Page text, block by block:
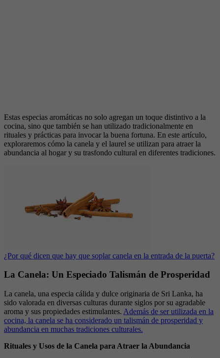
Estas especias aromáticas no solo agregan un toque distintivo a la
cocina, sino que también se han utilizado tradicionalmente en
rituales y prácticas para invocar la buena fortuna. En este artículo,
exploraremos cómo la canela y el laurel se utilizan para atraer la
abundancia al hogar y su trasfondo cultural en diferentes tradiciones.
¿Por qué dicen que hay que soplar canela en la entrada de la puerta?
La Canela: Un Especiado Talismán de Prosperidad
La canela, una especia cálida y dulce originaria de Sri Lanka, ha
sido valorada en diversas culturas durante siglos por su agradable
aroma y sus propiedades estimulantes. Además de ser utilizada en la
cocina, la canela se ha considerado un talismán de prosperidad y
abundancia en muchas tradiciones culturales.
Rituales y Usos de la Canela para Atraer la Abundancia